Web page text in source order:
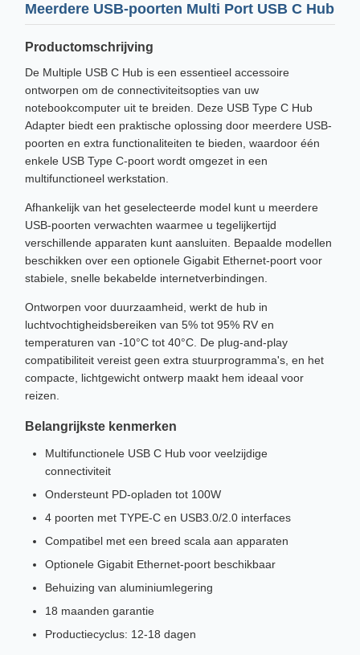
Meerdere USB-poorten Multi Port USB C Hub
Productomschrijving
De Multiple USB C Hub is een essentieel accessoire
ontworpen om de connectiviteitsopties van uw
notebookcomputer uit te breiden. Deze USB Type C Hub
Adapter biedt een praktische oplossing door meerdere USB-
poorten en extra functionaliteiten te bieden, waardoor één
enkele USB Type C-poort wordt omgezet in een
multifunctioneel werkstation.
Afhankelijk van het geselecteerde model kunt u meerdere
USB-poorten verwachten waarmee u tegelijkertijd
verschillende apparaten kunt aansluiten. Bepaalde modellen
beschikken over een optionele Gigabit Ethernet-poort voor
stabiele, snelle bekabelde internetverbindingen.
Ontworpen voor duurzaamheid, werkt de hub in
luchtvochtigheidsbereiken van 5% tot 95% RV en
temperaturen van -10°C tot 40°C. De plug-and-play
compatibiliteit vereist geen extra stuurprogramma's, en het
compacte, lichtgewicht ontwerp maakt hem ideaal voor
reizen.
Belangrijkste kenmerken
Multifunctionele USB C Hub voor veelzijdige
connectiviteit
Ondersteunt PD-opladen tot 100W
4 poorten met TYPE-C en USB3.0/2.0 interfaces
Compatibel met een breed scala aan apparaten
Optionele Gigabit Ethernet-poort beschikbaar
Behuizing van aluminiumlegering
18 maanden garantie
Productiecyclus: 12-18 dagen